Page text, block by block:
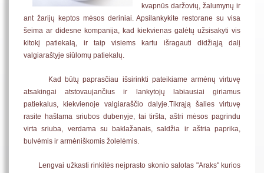
kvapnūs daržovių, žalumynų ir
ant žarijų keptos mėsos deriniai. Apsilankykite restorane su visa
šeima ar didesne kompanija, kad kiekvienas galėtų užsisakyti vis
kitokį patiekalą, ir taip visiems kartu išragauti didžiąją dalį
valgiaraštyje siūlomų patiekalų.
Kad būtų paprasčiau išsirinkti pateikiame armėnų virtuvę
atsakingai atstovaujančius ir lankytojų labiausiai giriamus
patiekalus, kiekvienoje valgiaraščio dalyje.Tikrąją šalies virtuvę
rasite hašlama sriubos dubenyje, tai tiršta, aštri mėsos pagrindu
virta sriuba, verdama su baklažanais, saldžia ir aštria paprika,
bulvėmis ir armėniškomis žolelėmis.
Lengvai užkasti rinkitės neįprasto skonio salotas "Araks" kurios